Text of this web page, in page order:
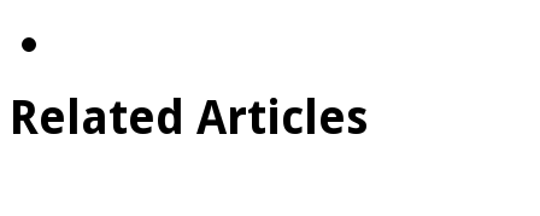
Related Articles